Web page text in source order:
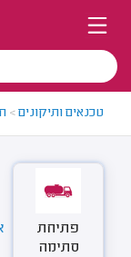
טכנאים ותיקונים>
פתיחת
סתימה